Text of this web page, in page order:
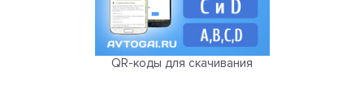
QR-коды для скачивания